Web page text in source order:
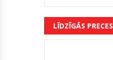
LĪDZĪGĀS PRECES